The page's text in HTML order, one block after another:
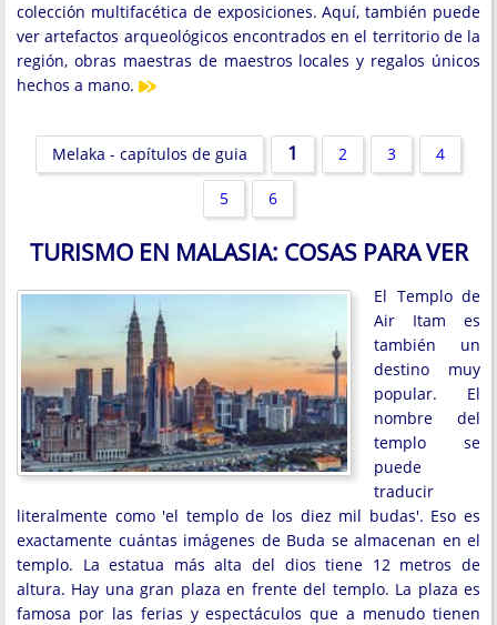
colección multifacética de exposiciones. Aquí, también puede
ver artefactos arqueológicos encontrados en el territorio de la
región, obras maestras de maestros locales y regalos únicos
hechos a mano.
Melaka - capítulos de guia 1 2 3 4
5 6
TURISMO EN MALASIA: COSAS PARA VER
El Templo de
Air Itam es
también un
destino muy
popular. El
nombre del
templo se
puede
traducir
literalmente como 'el templo de los diez mil budas'. Eso es
exactamente cuántas imágenes de Buda se almacenan en el
templo. La estatua más alta del dios tiene 12 metros de
altura. Hay una gran plaza en frente del templo. La plaza es
famosa por las ferias y espectáculos que a menudo tienen